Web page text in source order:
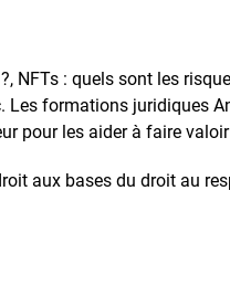
NFTs : quels sont les
Les formations juridiques
pour les aider à faire
aux bases du droit au